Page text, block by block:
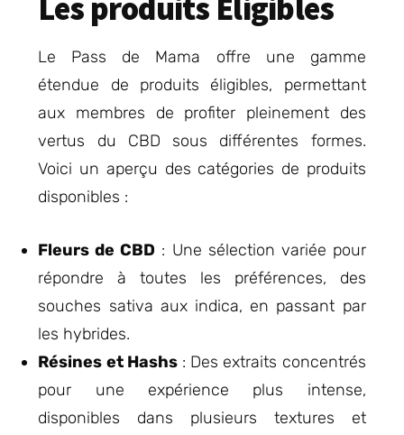
Les produits Éligibles
Le Pass de Mama offre une gamme
étendue de produits éligibles, permettant
aux membres de profiter pleinement des
vertus du CBD sous différentes formes.
Voici un aperçu des catégories de produits
disponibles :
Fleurs de CBD : Une sélection variée pour
répondre à toutes les préférences, des
souches sativa aux indica, en passant par
les hybrides.
Résines et Hashs: Des extraits concentrés
pour une expérience plus intense,
disponibles dans plusieurs textures et